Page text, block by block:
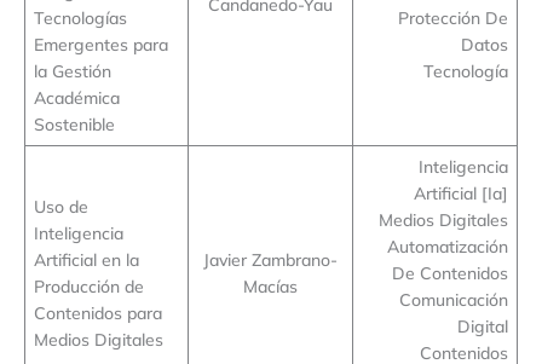
Tecnologías
Emergentes para
la Gestión
Académica
Sostenible
Protección De
Datos
Tecnología
Uso de
Inteligencia
Artificial en la
Producción de
Contenidos para
Medios Digitales
Javier Zambrano-
Macías
Inteligencia
Artificial [Ia]
Medios Digitales
Automatización
De Contenidos
Comunicación
Digital
Contenidos